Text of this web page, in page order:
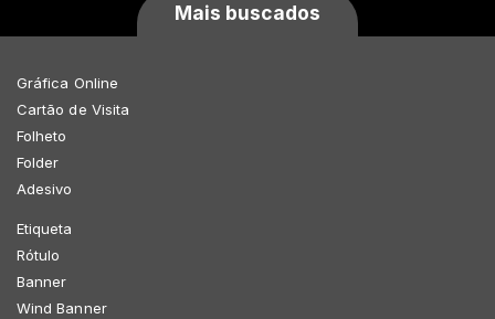
Mais buscados
Gráfica Online
Cartão de Visita
Folheto
Folder
Adesivo
Etiqueta
Rótulo
Banner
Wind Banner